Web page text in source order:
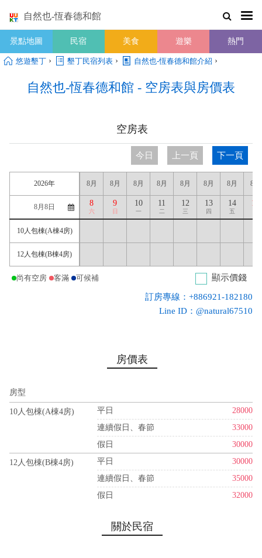
自然也-恆春德和館
景點地圖 民宿 美食 遊樂 熱門
悠遊墾丁 › 墾丁民宿列表 › 自然也-恆春德和館介紹 ›
自然也-恆春德和館 - 空房表與房價表
空房表
今日 上一頁 下一頁
2026年
10人包棟(A棟4房)
12人包棟(B棟4房)
8月
8
六
8月
9
日
8月
10
一
8月
11
二
8月
12
三
8月
13
四
8月
14
五
8月
15
尚有空房 客滿 可候補 顯示價錢
訂房專線：+886921-182180
Line ID：@natural67510
房價表
房型
10人包棟(A棟4房) 平日
28000
連續假日、春節
33000
假日
30000
12人包棟(B棟4房) 平日
30000
連續假日、春節
35000
假日
32000
關於民宿